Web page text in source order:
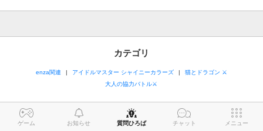
カテゴリ
enza関連 アイドルマスター シャイニーカラーズ
猫とドラゴン ⚔
大人の協力バトル⚔
ゲーム お知らせ 質問ひろば チャット メニュー